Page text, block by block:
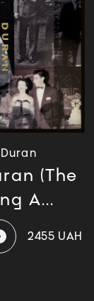
(The
A...
2455 UAH